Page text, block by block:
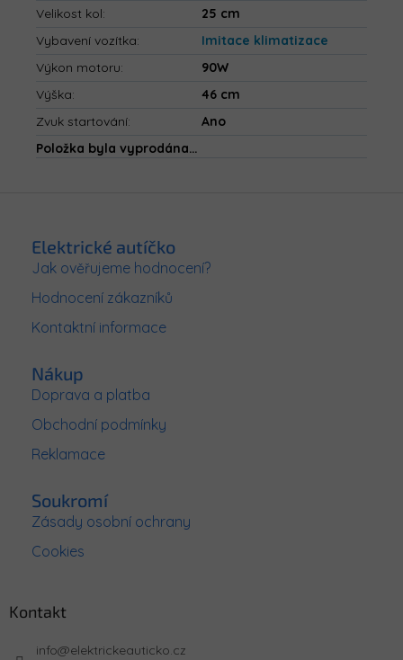
Velikost kol:
25 cm
Vybavení vozítka:
Imitace klimatizace
Výkon motoru:
90W
Výška:
46 cm
Zvuk startování:
Ano
Položka byla vyprodána…
Elektrické autíčko
Jak ověřujeme hodnocení?
Hodnocení zákazníků
Kontaktní informace
Nákup
Doprava a platba
Obchodní podmínky
Reklamace
Soukromí
Zásady osobní ochrany
Cookies
Kontakt
info@elektrickeauticko.cz